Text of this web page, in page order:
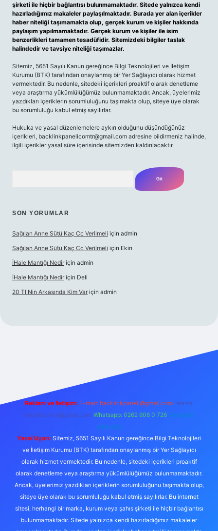
şirketi ile hiçbir bağlantısı bulunmamaktadır. Sitede yalnızca kendi
hazırladığımız makaleler paylaşılmaktadır. Burada yer alan içerikler
haber niteliği taşımamakta olup, gerçek kurum ve kişiler hakkında
paylaşım yapılmamaktadır. Gerçek kurum ve kişiler ile isim
benzerlikleri tamamen tesadüfidir. Sitemizdeki bilgiler taslak
halindedir ve tavsiye niteliği taşımazlar.
Sitemiz, 5651 Sayılı Kanun gereğince Bilgi Teknolojileri ve İletişim
Kurumu (BTK) tarafından onaylanmış bir Yer Sağlayıcı olarak hizmet
vermektedir. Bu nedenle, sitedeki içerikleri proaktif olarak denetleme
veya araştırma yükümlülüğümüz bulunmamaktadır. Ancak, üyelerimiz
yazdıkları içeriklerin sorumluluğunu taşımakta olup, siteye üye olarak
bu sorumluluğu kabul etmiş sayılırlar.
Hukuka ve yasal düzenlemelere aykırı olduğunu düşündüğünüz
içerikleri, backlinkpanelicomtr@gmail.com adresine bildirmeniz halinde,
ilgili içerikler yasal süre içerisinde sitemizden kaldırılacaktır.
SON YORUMLAR
Sağılan Anne Sütü Kaç Cc Verilmeli için admin
Sağılan Anne Sütü Kaç Cc Verilmeli için Ekin
İHale Mantığı Nedir için admin
İHale Mantığı Nedir için Deli
20 Tl Nin Arkasında Kim Var için admin
Reklam ve İletişim: E-mail: backlinkpaneli@gmail.com Teams:
forumhizmeti@gmail.com Whatsapp: 0262 606 0 726 Telegram:
@karabul
Yasal Uyarı: Sitemiz, 5651 Sayılı Kanun gereğince Bilgi Teknolojileri
ve İletişim Kurumu (BTK) tarafından onaylanmış bir Yer Sağlayıcı
olarak hizmet vermektedir. Bu nedenle, sitedeki içerikleri proaktif
olarak denetleme veya araştırma yükümlülüğümüz bulunmamaktadır.
Ancak, üyelerimiz yazdıkları içeriklerin sorumluluğunu taşımakta olup,
siteye üye olarak bu sorumluluğu kabul etmiş sayılırlar. Bu internet
sitesi, herhangi bir marka, kurum veya şahıs şirketi ile hiçbir bağlantısı
bulunmamaktadır. Sitede yalnızca kendi hazırladığımız makaleler